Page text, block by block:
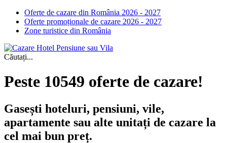
Oferte de cazare din România 2026 - 2027
Oferte promoționale de cazare 2026 - 2027
Zone turistice din România
Căutați...
Peste 10549 oferte de cazare!
Gasești hoteluri, pensiuni, vile,
apartamente sau alte unitați de cazare la
cel mai bun preț.